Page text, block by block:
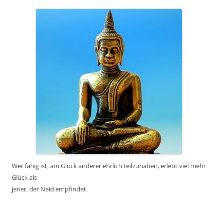
Wer fähig ist, am Glück anderer ehrlich teilzuhaben, erlebt viel mehr
Glück als
jener, der Neid empfindet.